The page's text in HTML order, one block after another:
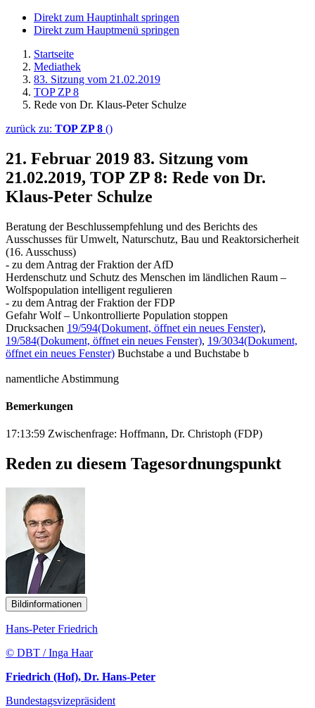
Direkt zum Hauptinhalt springen
Direkt zum Hauptmenü springen
Startseite
Mediathek
83. Sitzung vom 21.02.2019
TOP ZP 8
Rede von Dr. Klaus-Peter Schulze
zurück zu: TOP ZP 8 ()
21. Februar 2019 83. Sitzung vom
21.02.2019, TOP ZP 8: Rede von Dr.
Klaus-Peter Schulze
Beratung der Beschlussempfehlung und des Berichts des
Ausschusses für Umwelt, Naturschutz, Bau und Reaktorsicherheit
(16. Ausschuss)
- zu dem Antrag der Fraktion der AfD
Herdenschutz und Schutz des Menschen im ländlichen Raum –
Wolfspopulation intelligent regulieren
- zu dem Antrag der Fraktion der FDP
Gefahr Wolf – Unkontrollierte Population stoppen
Drucksachen 19/594(Dokument, öffnet ein neues Fenster),
19/584(Dokument, öffnet ein neues Fenster), 19/3034(Dokument,
öffnet ein neues Fenster) Buchstabe a und Buchstabe b
namentliche Abstimmung
Bemerkungen
17:13:59 Zwischenfrage: Hoffmann, Dr. Christoph (FDP)
Reden zu diesem Tagesordnungspunkt
Bildinformationen
Hans-Peter Friedrich
© DBT / Inga Haar
Friedrich (Hof), Dr. Hans-Peter
Bundestagsvizepräsident